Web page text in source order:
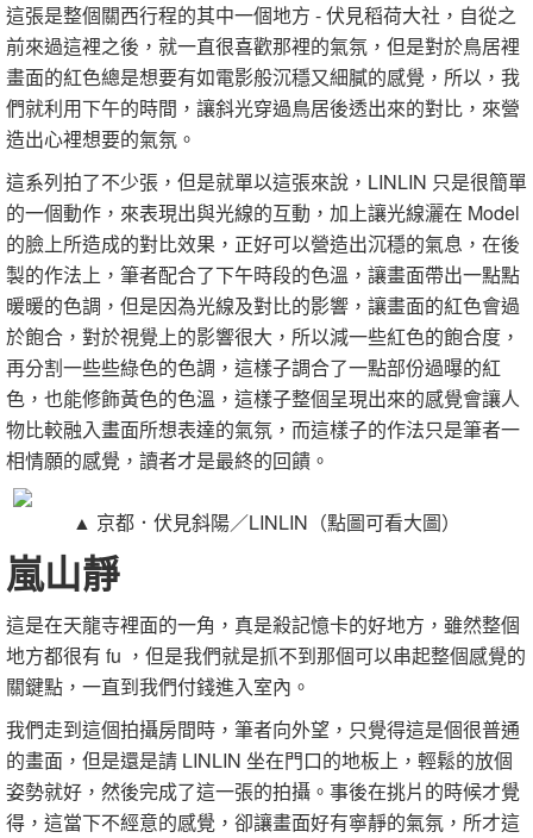
這張是整個關西行程的其中一個地方 - 伏見稻荷大社，自從之
前來過這裡之後，就一直很喜歡那裡的氣氛，但是對於鳥居裡
畫面的紅色總是想要有如電影般沉穩又細膩的感覺，所以，我
們就利用下午的時間，讓斜光穿過鳥居後透出來的對比，來營
造出心裡想要的氣氛。
這系列拍了不少張，但是就單以這張來說，LINLIN 只是很簡單
的一個動作，來表現出與光線的互動，加上讓光線灑在 Model
的臉上所造成的對比效果，正好可以營造出沉穩的氣息，在後
製的作法上，筆者配合了下午時段的色溫，讓畫面帶出一點點
暖暖的色調，但是因為光線及對比的影響，讓畫面的紅色會過
於飽合，對於視覺上的影響很大，所以減一些紅色的飽合度，
再分割一些些綠色的色調，這樣子調合了一點部份過曝的紅
色，也能修飾黃色的色溫，這樣子整個呈現出來的感覺會讓人
物比較融入畫面所想表達的氣氛，而這樣子的作法只是筆者一
相情願的感覺，讀者才是最終的回饋。
▲ 京都．伏見斜陽／LINLIN（點圖可看大圖）
嵐山靜
這是在天龍寺裡面的一角，真是殺記憶卡的好地方，雖然整個
地方都很有 fu ，但是我們就是抓不到那個可以串起整個感覺的
關鍵點，一直到我們付錢進入室內。
我們走到這個拍攝房間時，筆者向外望，只覺得這是個很普通
的畫面，但是還是請 LINLIN 坐在門口的地板上，輕鬆的放個
姿勢就好，然後完成了這一張的拍攝。事後在挑片的時候才覺
得，這當下不經意的感覺，卻讓畫面好有寧靜的氣氛，所才這